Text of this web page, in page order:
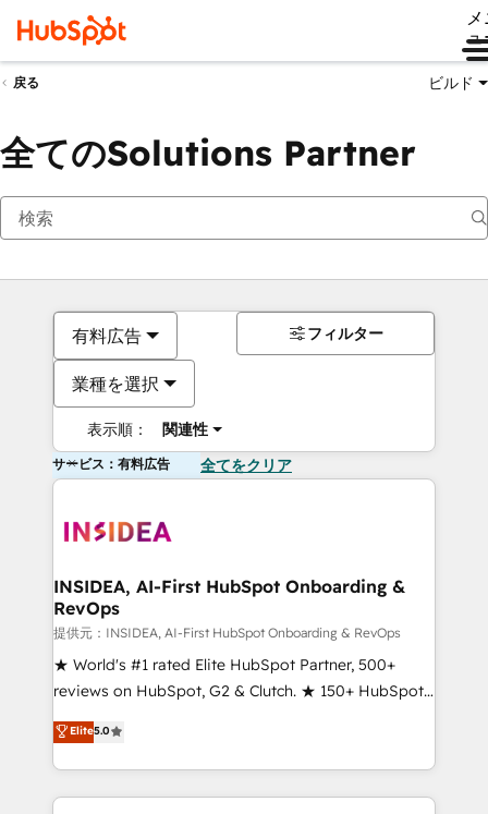
ュ
戻る ビルド
全てのSolutions Partner
有料広告
業種を選択
表示順： 関連性
フィルター
サービス：有料広告 全てをクリア
INSIDEA, AI-First HubSpot Onboarding &
RevOps
提供元：INSIDEA, AI-First HubSpot Onboarding & RevOps
★ World's #1 rated Elite HubSpot Partner, 500+
reviews on HubSpot, G2 & Clutch. ★ 150+ HubSpot
Certified Experts & Trainers across the team ★
1,500+ implementations across five continents ★ AI-
First, RevOps-led, Onboarding obsessed ★
Company of the Year 2024/25 INSIDEA helps
Elite5.0